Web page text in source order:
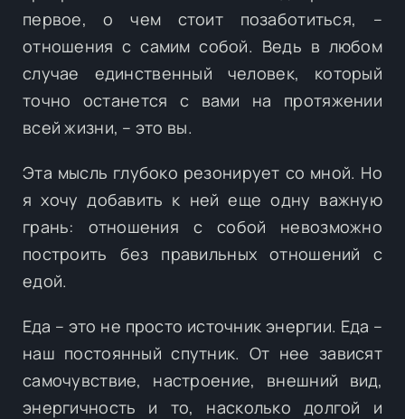
первое, о чем стоит позаботиться, –
отношения с самим собой. Ведь в любом
случае единственный человек, который
точно останется с вами на протяжении
всей жизни, – это вы.
Эта мысль глубоко резонирует со мной. Но
я хочу добавить к ней еще одну важную
грань: отношения с собой невозможно
построить без правильных отношений с
едой.
Еда – это не просто источник энергии. Еда –
наш постоянный спутник. От нее зависят
самочувствие, настроение, внешний вид,
энергичность и то, насколько долгой и